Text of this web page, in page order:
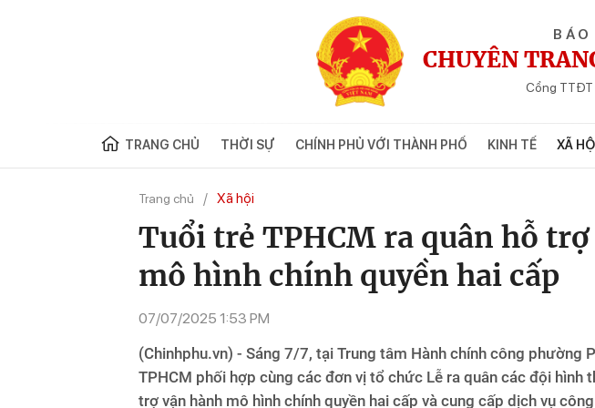
CHUYÊN
Cổng TTĐT
TRANG CHỦ THỜI SỰ CHÍNH PHỦ VỚI THÀNH PHỐ KINH TẾ XÃ HỘI
Trang chủ Xã hội
Tuổi trẻ TPHCM ra quân hỗ
mô hình chính quyền hai cấp
07/07/2025 1:53 PM
(Chinhphu.vn) - Sáng 7/7, tại Trung tâm Hành chính công phường
TPHCM phối hợp cùng các đơn vị tổ chức Lễ ra quân các đội hình
trợ vận hành mô hình chính quyền hai cấp và cung cấp dịch vụ